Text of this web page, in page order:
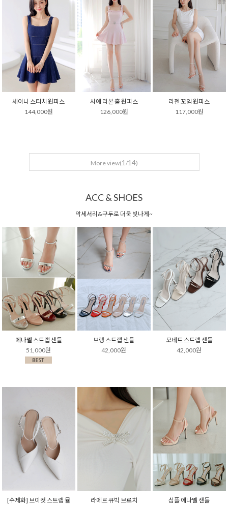
세이니 스티치 원피스
144,000원
시에 리본 훌 원피스
126,000원
리젠 꼬임 원피스
117,000원
More view(1 /14)
ACC & SHOES
악세서리&구두로 더욱 빛나게~
에나멜 스트랩 샌들
51,000원
브랭 스트랩 샌들
42,000원
모네트 스트랩 샌들
42,000원
[수제화] 브이컷 스트랩 뮬
라에르 큐빅 브로치
심플 에나멜 샌들